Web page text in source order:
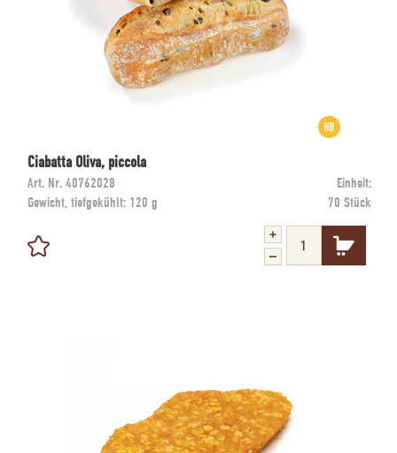
Ciabatta Oliva, piccola
Art. Nr. 40762028
Einheit:
Gewicht, tiefgekühlt: 120 g 70 Stück